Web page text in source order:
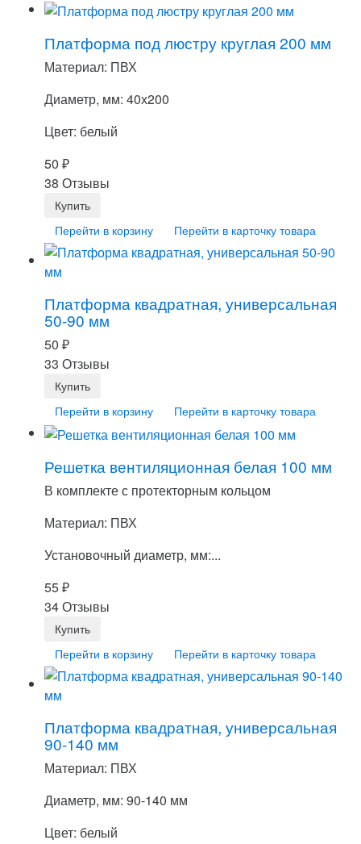
Платформа под люстру круглая 200 мм
Материал: ПВХ
Диаметр, мм: 40х200
Цвет: белый
50 ₽
38 Отзывы
Перейти в корзину Перейти в карточку товара
Платформа квадратная, универсальная
50-90 мм
50 ₽
33 Отзывы
Перейти в корзину Перейти в карточку товара
Решетка вентиляционная белая 100 мм
В комплекте с протекторным кольцом
Материал: ПВХ
Установочный диаметр, мм:...
55₽
34 Отзывы
Перейти в корзину Перейти в карточку товара
Платформа квадратная, универсальная
90-140 мм
Материал: ПВХ
Диаметр, мм: 90-140 мм
Цвет: белый